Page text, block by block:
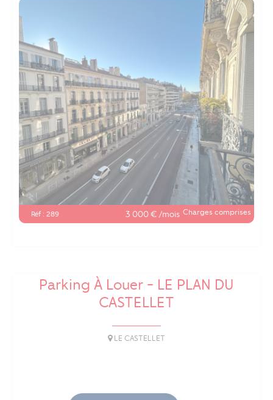
Réf : 289 3 000 € /mois Charges comprises
Parking À Louer - LE PLAN DU
CASTELLET
LE CASTELLET